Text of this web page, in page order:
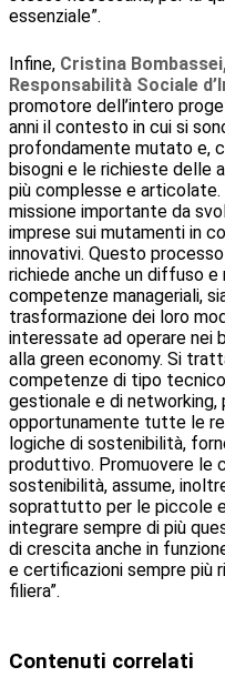
essenziale”.
Infine, Cristina
Responsabilità Sociale
promotore dell’intero
anni il contesto in cui si
profondamente mutato e,
bisogni e le richieste delle
più complesse e articolate.
missione importante da
imprese sui mutamenti in
innovativi. Questo
richiede anche un diffuso
competenze manageriali,
trasformazione dei loro
interessate ad operare nei
alla green economy. Si
competenze di tipo
gestionale e di
opportunamente tutte le
logiche di sostenibilità,
produttivo. Promuovere le
sostenibilità, assume,
soprattutto per le piccole
integrare sempre di più
di crescita anche in
e certificazioni sempre più
filiera”.
Contenuti correlati